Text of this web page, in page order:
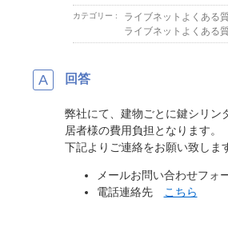
カテゴリー : ライブネットよくある
ライブネットよくある
回答
弊社にて、建物ごとに鍵シリン
居者様の費用負担となります。
下記よりご連絡をお願い致しま
メールお問い合わせフォ
電話連絡先
こちら